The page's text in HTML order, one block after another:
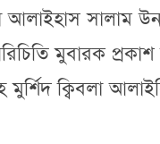
আলাইহাস সালাম
মুবারক প্রকাশ
মুর্শিদ ক্বিবলা